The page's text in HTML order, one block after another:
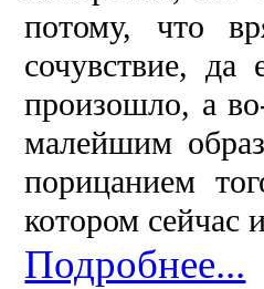
потому, что
сочувствие,
произошло, а
малейшим
порицанием
котором сейчас
Подробнее...